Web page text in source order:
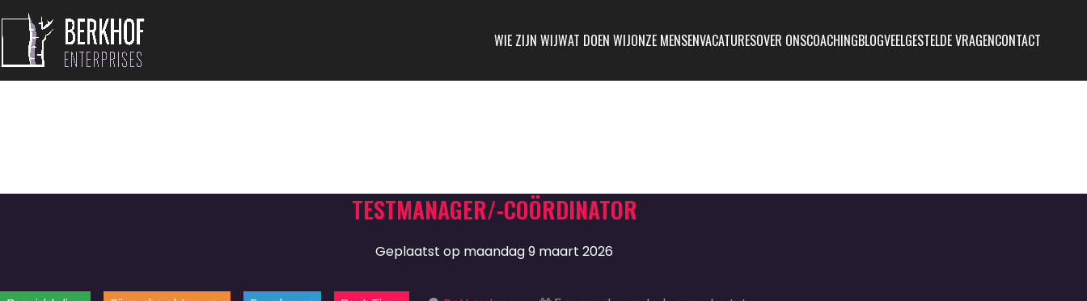
WIE ZIJN WIJWAT DOEN WIJONZE MENSENVACATURESOVER ONSCOACHINGBLOGVEELGESTELDE VRAGENCONTACT
TESTMANAGER/-COÖRDINATOR
Geplaatst op maandag 9 maart 2026